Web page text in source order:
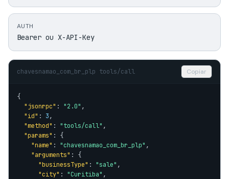
AUTH
Bearer ou X-API-Key
chavesnamao_com_br_plp tools/call Copiar
{
"jsonrpc" : "2.0" ,
"id" : 3,
"method" : "tools/call" ,
"params" : {
"name" : "chavesnamao_com_br_plp" ,
"arguments" : {
"businessType" : "sale" ,
"city" : "Curitiba" ,